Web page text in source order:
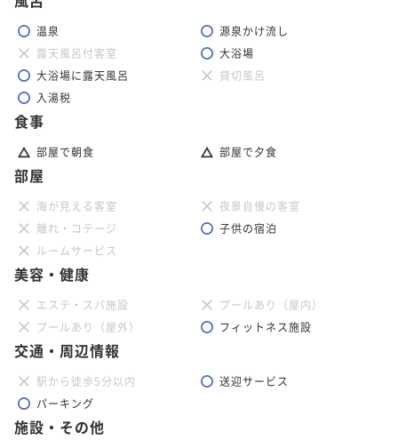
温泉
源泉かけ流し
露天風呂付客室
大浴場
大浴場に露天風呂
貸切風呂
入湯税
食事
部屋で朝食 部屋で夕食
部屋
海が見える客室
夜景自慢の客室
離れ・コテージ
子供の宿泊
ルームサービス
美容・健康
エステ・スパ施設
プールあり（屋内）
プールあり（屋外）
フィットネス施設
交通・周辺情報
駅から徒歩5分以内
送迎サービス
パーキング
施設・その他